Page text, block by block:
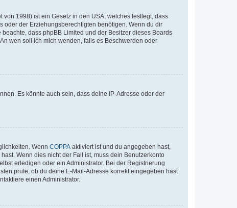
1998) ist ein Gesetz in den USA, welches festlegt, dass
der Erziehungsberechtigten benötigen. Wenn du dir
dass phpBB Limited und der Besitzer dieses Boards
wen soll ich mich wenden, falls es Beschwerden oder
Es könnte auch sein, dass deine IP-Adresse oder der
Wenn COPPA aktiviert ist und du angegeben hast,
Wenn dies nicht der Fall ist, muss dein Benutzerkonto
erledigen oder ein Administrator. Bei der Registrierung
prüfe, ob du deine E-Mail-Adresse korrekt eingegeben hast
einen Administrator.